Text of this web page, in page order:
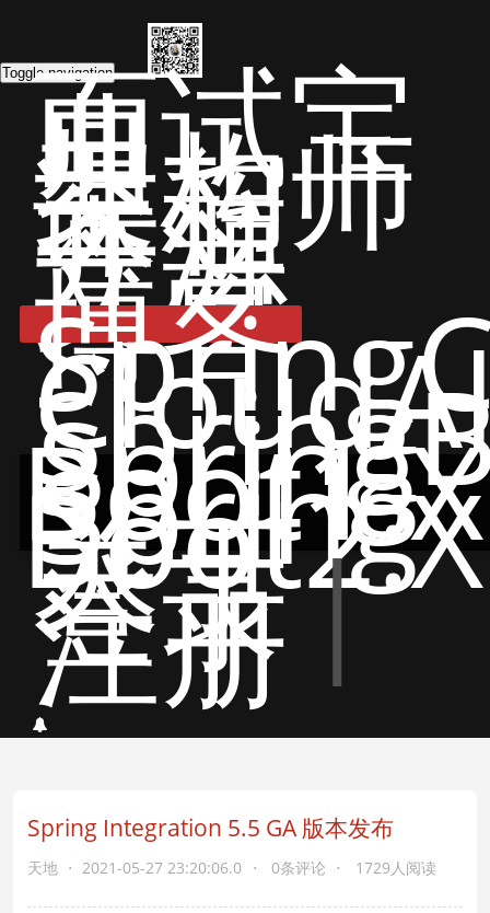
Toggle navigation
面试宝
典
架构师
课程
开源
文章
博客
Spring
Boot1.X
Spring
Boot2.X
关于
登录|
注册
Spring Integration 5.5 GA 版本发布
天地 2021-05-27 23:20:06.0 0条评论 1729人阅读